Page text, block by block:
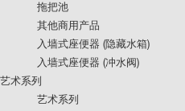
拖把池
其他商用产品
入墙式座便器 (隐藏水箱)
入墙式座便器 (冲水阀)
艺术系列
艺术系列